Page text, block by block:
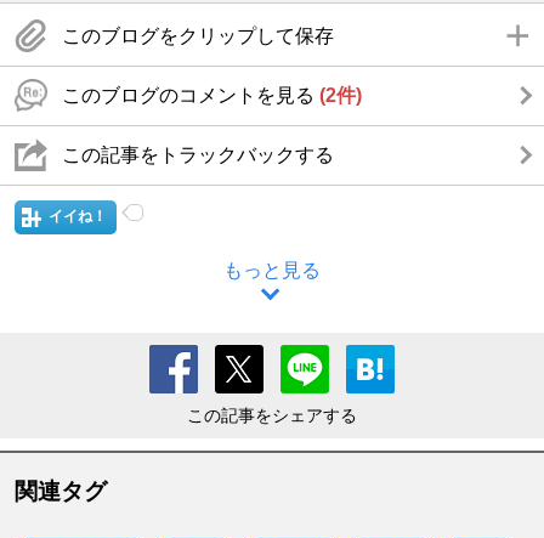
このブログをクリップして保存
このブログのコメントを見る (2件)
この記事をトラックバックする
イイね！
もっと見る
この記事をシェアする
関連タグ